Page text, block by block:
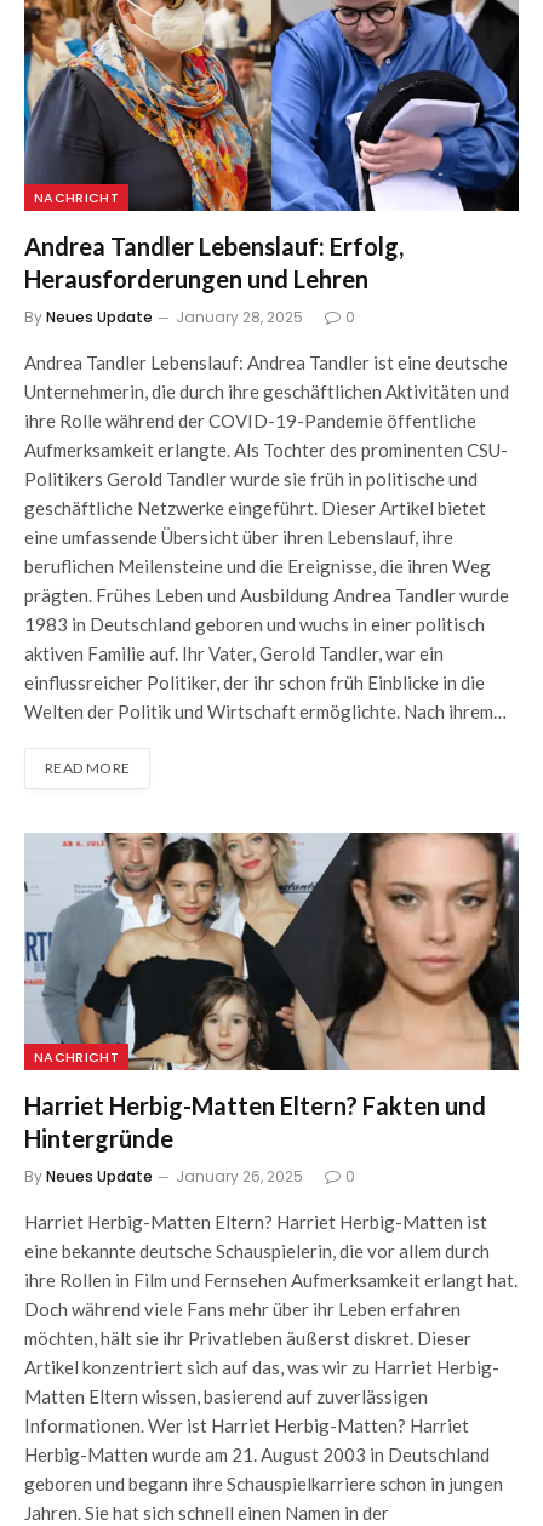
NACHRICHT
Andrea Tandler Lebenslauf: Erfolg,
Herausforderungen und Lehren
ByNeues Update January 28, 2025 0
Andrea Tandler Lebenslauf: Andrea Tandler ist eine deutsche
Unternehmerin, die durch ihre geschäftlichen Aktivitäten und
ihre Rolle während der COVID-19-Pandemie öffentliche
Aufmerksamkeit erlangte. Als Tochter des prominenten CSU-
Politikers Gerold Tandler wurde sie früh in politische und
geschäftliche Netzwerke eingeführt. Dieser Artikel bietet
eine umfassende Übersicht über ihren Lebenslauf, ihre
beruflichen Meilensteine und die Ereignisse, die ihren Weg
prägten. Frühes Leben und Ausbildung Andrea Tandler wurde
1983 in Deutschland geboren und wuchs in einer politisch
aktiven Familie auf. Ihr Vater, Gerold Tandler, war ein
einflussreicher Politiker, der ihr schon früh Einblicke in die
Welten der Politik und Wirtschaft ermöglichte. Nach ihrem…
READ MORE
NACHRICHT
Harriet Herbig-Matten Eltern? Fakten und
Hintergründe
ByNeues Update January 26, 2025 0
Harriet Herbig-Matten Eltern? Harriet Herbig-Matten ist
eine bekannte deutsche Schauspielerin, die vor allem durch
ihre Rollen in Film und Fernsehen Aufmerksamkeit erlangt hat.
Doch während viele Fans mehr über ihr Leben erfahren
möchten, hält sie ihr Privatleben äußerst diskret. Dieser
Artikel konzentriert sich auf das, was wir zu Harriet Herbig-
Matten Eltern wissen, basierend auf zuverlässigen
Informationen. Wer ist Harriet Herbig-Matten? Harriet
Herbig-Matten wurde am 21. August 2003 in Deutschland
geboren und begann ihre Schauspielkarriere schon in jungen
Jahren. Sie hat sich schnell einen Namen in der